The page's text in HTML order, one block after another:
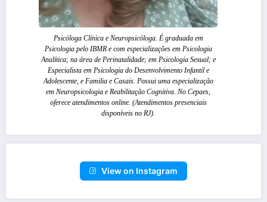
Psicóloga Clínica e Neuropsicóloga. É graduada em
Psicologia pelo IBMR e com especializações em Psicologia
Analítica; na área de Perinatalidade; em Psicologia Sexual; e
Especialista em Psicologia do Desenvolvimento Infantil e
Adolescente, e Familia e Casais. Possui uma especialização
em Neuropsicologia e Reabilitação Cognitiva. No Cepaes,
oferece atendimentos online. (Atendimentos presenciais
disponíveis no RJ).
View on Instagram